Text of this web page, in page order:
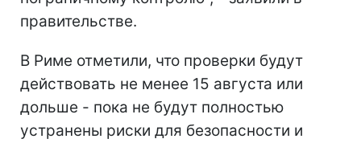
правительстве.
В Риме отметили, что проверки будут
действовать не менее 15 августа или
дольше - пока не будут полностью
устранены риски для безопасности и